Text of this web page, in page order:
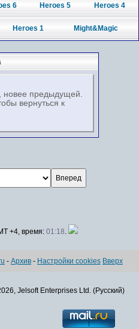
6 Heroes 5 Heroes 4
Heroes 1 Might&Magic
новее предыдущей.
вернуться к
+4, время: 01:18.
- Архив - Настройки cookies Вверх
Jelsoft Enterprises Ltd. (Русский)